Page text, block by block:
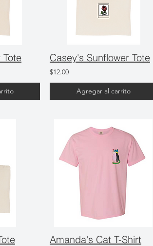
Casey's Sunflower Tote
$12.00
Agregar al carrito
Amanda's Cat T-Shirt